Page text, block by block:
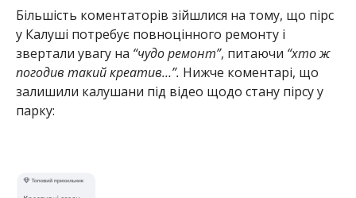
Більшість коментаторів зійшлися на тому, що пірс
у Калуші потребує повноцінного ремонту і
звертали увагу на “чудо ремонт”, питаючи “хто ж
погодив такий креатив…”. Нижче коментарі, що
залишили калушани під відео щодо стану пірсу у
парку: